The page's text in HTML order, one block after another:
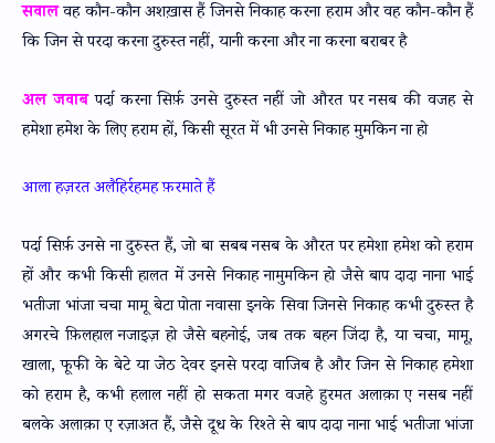
सवालवह कौन-कौन अशख़ास हैं जिनसे निकाह करना हराम और वह कौन-कौन हैं
कि जिन से परदा करना दुरुस्त नहीं, यानी करना और ना करना बराबर है
अल जवाबपर्दा करना सिर्फ़ उनसे दुरुस्त नहीं जो औरत पर नसब की वजह से
हमेशा हमेश के लिए हराम हों, किसी सूरत में भी उनसे निकाह मुमकिन ना हो
आला हज़रत अलैहिर्रहमह फ़रमाते हैं
पर्दा सिर्फ़ उनसे ना दुरुस्त हैं, जो बा सबब नसब के औरत पर हमेशा हमेश को हराम
हों और कभी किसी हालत में उनसे निकाह नामुमकिन हो जैसे बाप दादा नाना भाई
भतीजा भांजा चचा मामू बेटा पोता नवासा इनके सिवा जिनसे निकाह कभी दुरुस्त है
अगरचे फ़िलहाल नजाइज़ हो जैसे बहनोई, जब तक बहन जिंदा है, या चचा, मामू,
खाला, फूफी के बेटे या जेठ देवर इनसे परदा वाजिब है और जिन से निकाह हमेशा
को हराम है, कभी हलाल नहीं हो सकता मगर वजहे हुरमत अलाक़ा ए नसब नहीं
बलके अलाक़ा ए रज़ाअत हैं, जैसे दूध के रिश्ते से बाप दादा नाना भाई भतीजा भांजा